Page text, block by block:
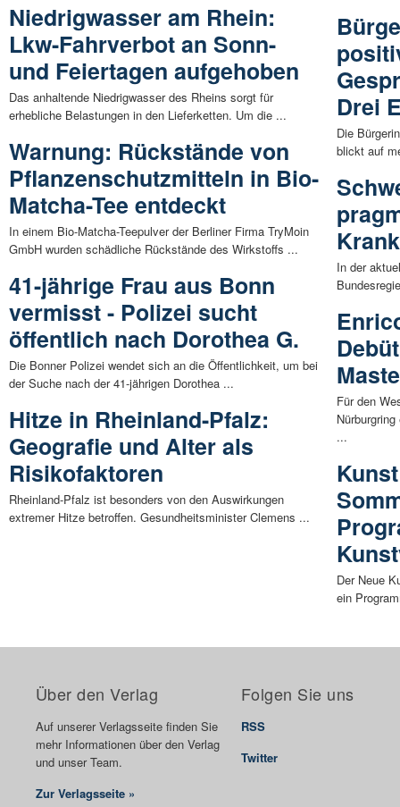
Niedrigwasser am Rhein:
Lkw-Fahrverbot an Sonn-
und Feiertagen aufgehoben
Das anhaltende Niedrigwasser des Rheins sorgt für
erhebliche Belastungen in den Lieferketten. Um die ...
Warnung: Rückstände von
Pflanzenschutzmitteln in Bio-
Matcha-Tee entdeckt
In einem Bio-Matcha-Teepulver der Berliner Firma TryMoin
GmbH wurden schädliche Rückstände des Wirkstoffs ...
41-jährige Frau aus Bonn
vermisst - Polizei sucht
öffentlich nach Dorothea G.
Die Bonner Polizei wendet sich an die Öffentlichkeit, um bei
der Suche nach der 41-jährigen Dorothea ...
Hitze in Rheinland-Pfalz:
Geografie und Alter als
Risikofaktoren
Rheinland-Pfalz ist besonders von den Auswirkungen
extremer Hitze betroffen. Gesundheitsminister Clemens ...
Drei
Die
blickt auf
In der
Für den
...
Der Neue
ein
Über den Verlag
Auf unserer Verlagsseite finden Sie
mehr Informationen über den Verlag
und unser Team.
Zur Verlagsseite »
Folgen Sie uns
RSS
Twitter